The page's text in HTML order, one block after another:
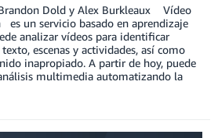
Dold y Alex Burkleaux Vídeo
un servicio basado en aprendizaje
analizar vídeos para identificar
escenas y actividades, así como
inapropiado. A partir de hoy, puede
multimedia automatizando la